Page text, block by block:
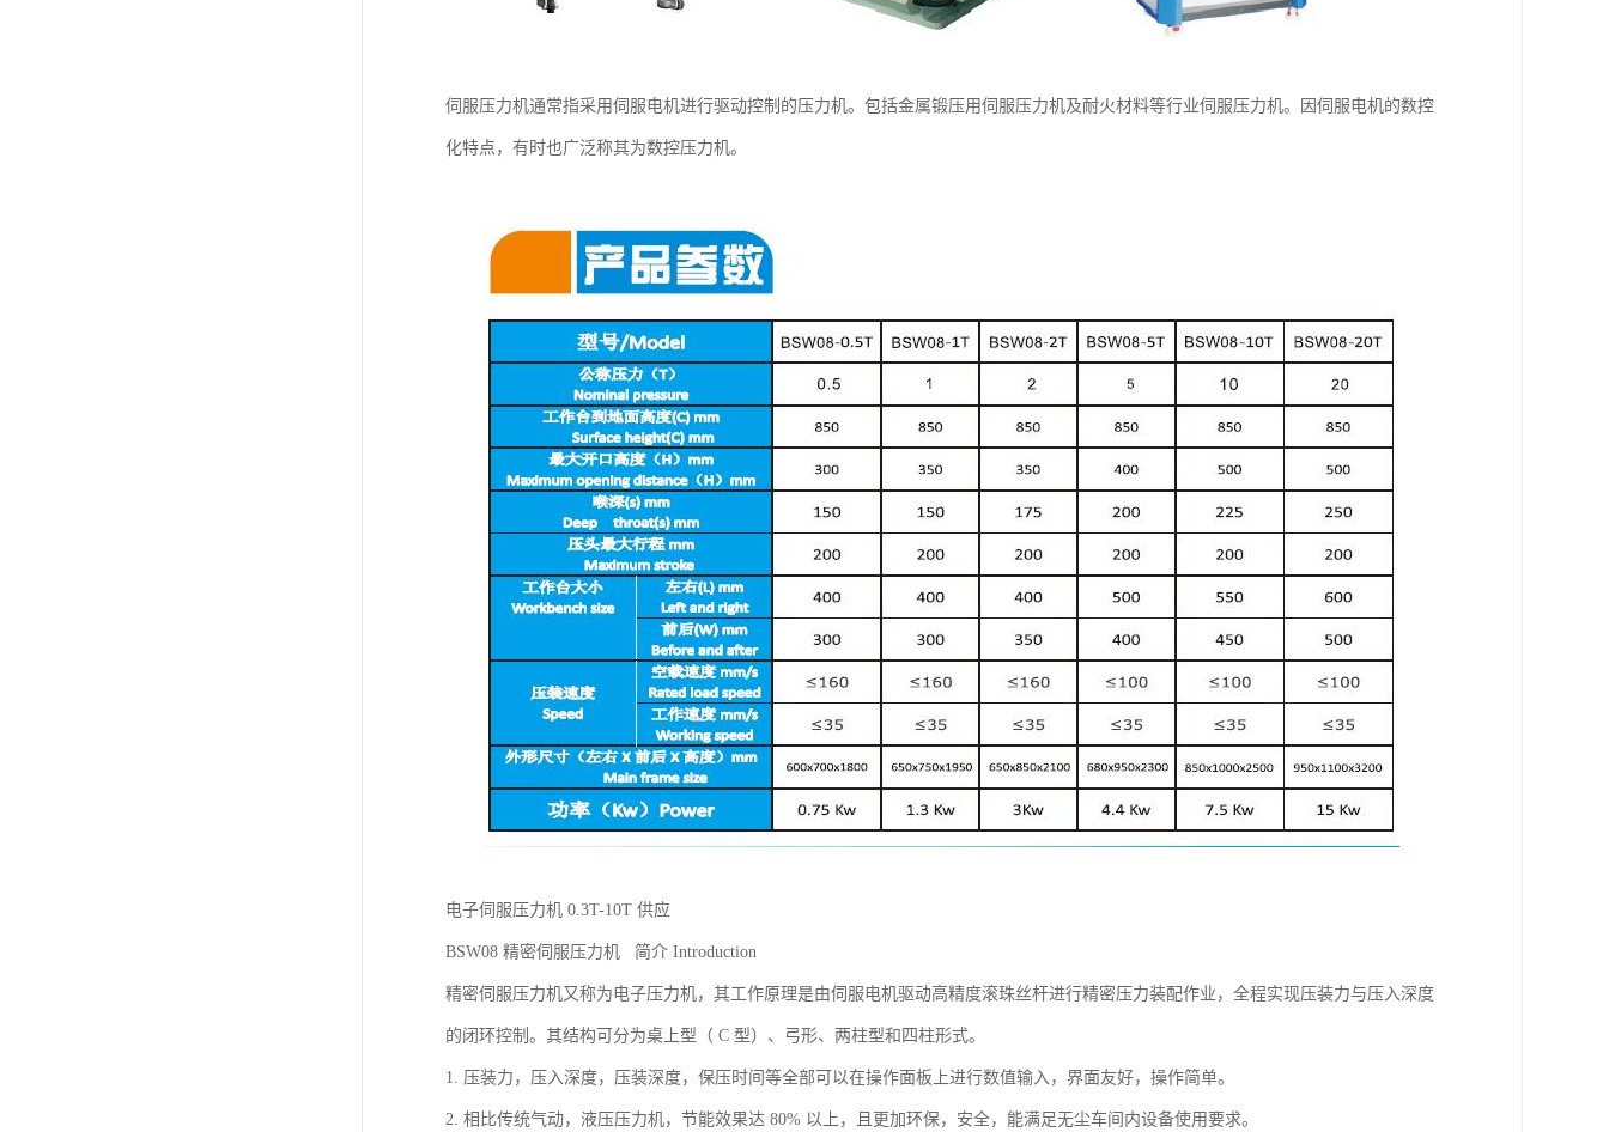
伺服压力机通常指采用伺服电机进行驱动控制的压力机。包括金属锻压用伺服压力机及耐火材料等行业伺服压力机。因伺服电机的数控
化特点，有时也广泛称其为数控压力机。
电子伺服压力机 0.3T-10T 供应
BSW08 精密伺服压力机 简介 Introduction
精密伺服压力机又称为电子压力机，其工作原理是由伺服电机驱动高精度滚珠丝杆进行精密压力装配作业，全程实现压装力与压入深度
的闭环控制。其结构可分为桌上型（ C 型）、弓形、两柱型和四柱形式。
1. 压装力，压入深度，压装深度，保压时间等全部可以在操作面板上进行数值输入，界面友好，操作简单。
2. 相比传统气动，液压压力机，节能效果达 80% 以上，且更加环保，安全，能满足无尘车间内设备使用要求。